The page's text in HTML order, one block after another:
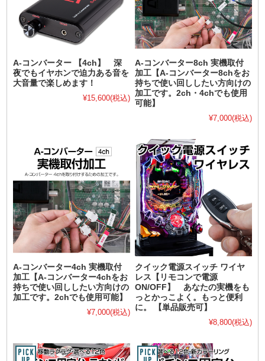
A-コンバーター 【4ch】 深
夜でもイヤホンで迫力ある音を
大音量で楽しめます！
¥15,600(税込)
A-コンバーター8ch 実機取付
加工【A-コンバーター8chをお
持ちで使い回ししたい方向けの
加工です。2ch・4chでも使用
可能】
¥7,000(税込)
A-コンバーター4ch 実機取付
加工【A-コンバーター4chをお
持ちで使い回ししたい方向けの
加工です。2chでも使用可能】
¥7,000(税込)
クイック電源スイッチ ワイヤ
レス【リモコンで電源
ON/OFF】 あなたの実機をも
っとかっこよく。もっと便利
に。 【単品販売可】
¥8,800(税込)